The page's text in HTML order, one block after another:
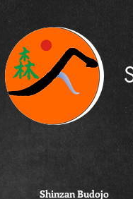
Shinzan Budojo